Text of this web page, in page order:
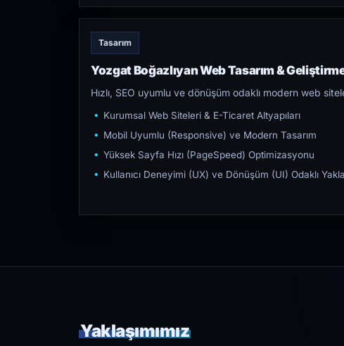
Tasarım
Yozgat Boğazlıyan Web Tasarım &
Hızlı, SEO uyumlu ve dönüşüm odaklı modern web
Kurumsal Web Siteleri & E-Ticaret Altyapıları
Mobil Uyumlu (Responsive) ve Modern Tasarım
Yüksek Sayfa Hızı (PageSpeed) Optimizasyonu
Kullanıcı Deneyimi (UX) ve Dönüşüm (UI) Odaklı
Yaklaşımımız